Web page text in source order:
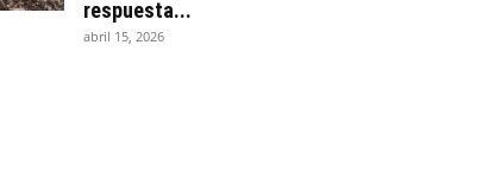
respuesta...
abril 15, 2026